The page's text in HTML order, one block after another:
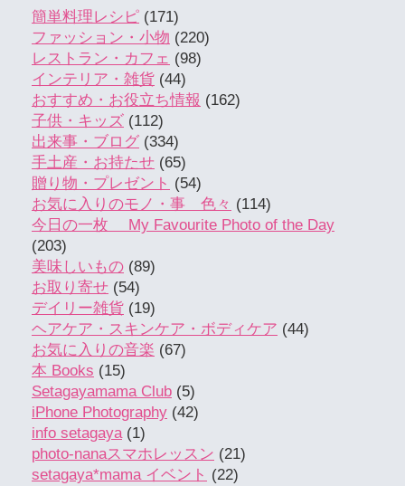
簡単料理レシピ (171)
ファッション・小物 (220)
レストラン・カフェ (98)
インテリア・雑貨 (44)
おすすめ・お役立ち情報 (162)
子供・キッズ (112)
出来事・ブログ (334)
手土産・お持たせ (65)
贈り物・プレゼント (54)
お気に入りのモノ・事 色々 (114)
今日の一枚 My Favourite Photo of the Day
(203)
美味しいもの (89)
お取り寄せ (54)
デイリー雑貨 (19)
ヘアケア・スキンケア・ボディケア (44)
お気に入りの音楽 (67)
本 Books (15)
Setagayamama Club (5)
iPhone Photography (42)
info setagaya(1)
photo-nanaスマホレッスン (21)
setagaya*mama イベント (22)